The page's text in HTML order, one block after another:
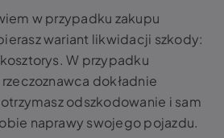
w przypadku zakupu
wariant likwidacji szkody:
W przypadku
dokładnie
odszkodowanie i sam
naprawy swojego pojazdu.